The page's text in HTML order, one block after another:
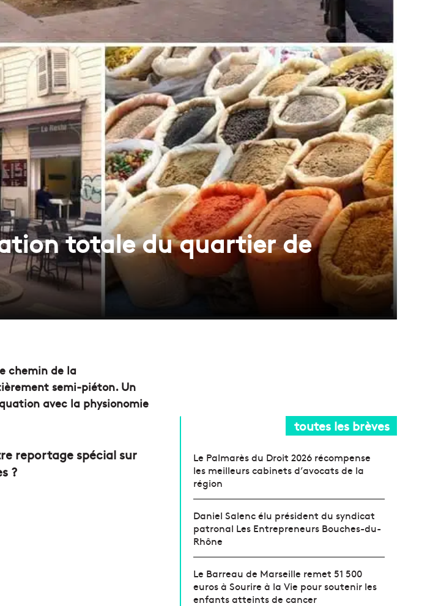
totale du quartier de
chemin de la
semi-piéton. Un
avec la physionomie
reportage spécial sur
?
toutes les brèves
Le Palmarès du Droit 2026 récompense
les meilleurs cabinets d’avocats de la
région
Daniel Salenc élu président du syndicat
patronal Les Entrepreneurs Bouches-du-
Rhône
Le Barreau de Marseille remet 51 500
euros à Sourire à la Vie pour soutenir les
enfants atteints de cancer